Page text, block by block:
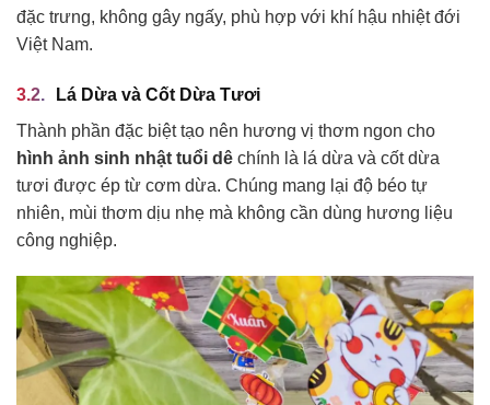
đặc trưng, không gây ngấy, phù hợp với khí hậu nhiệt đới
Việt Nam.
Lá Dừa và Cốt Dừa Tươi
Thành phần đặc biệt tạo nên hương vị thơm ngon cho
hình ảnh sinh nhật tuổi dê chính là lá dừa và cốt dừa
tươi được ép từ cơm dừa. Chúng mang lại độ béo tự
nhiên, mùi thơm dịu nhẹ mà không cần dùng hương liệu
công nghiệp.